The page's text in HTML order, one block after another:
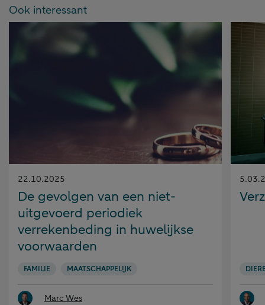
Ook interessant
Gepubliceerd
op:
22.10.2025
De gevolgen van een niet-
uitgevoerd periodiek
verrekenbeding in huwelijkse
voorwaarden
FAMILIE MAATSCHAPPELIJK
Marc Wes
op: